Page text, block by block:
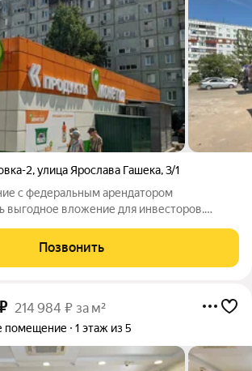
2,улица Ярослава Гашека,3/1
с федеральным арендатором
вложение для инвесторов.
гарантирует собственнику стабильный
надёжность. Помещение имеет
Позвонить
214 984 ₽ за м²
помещение 1 этаж из 5